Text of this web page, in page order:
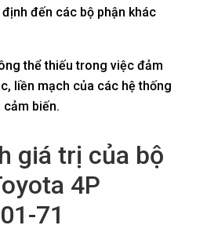
đến các bộ phận khác
thể thiếu trong việc đảm
liền mạch của các hệ thống
biến.
giá trị của bộ
4P
71